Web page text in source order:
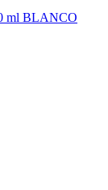
ml BLANCO